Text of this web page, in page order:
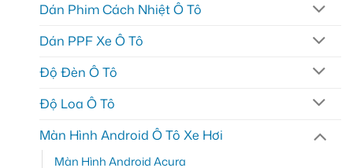
Dán Phim Cách Nhiệt Ô Tô
Dán PPF Xe Ô Tô
Độ Đèn Ô Tô
Độ Loa Ô Tô
Màn Hình Android Ô Tô Xe Hơi
Màn Hình Android Acura